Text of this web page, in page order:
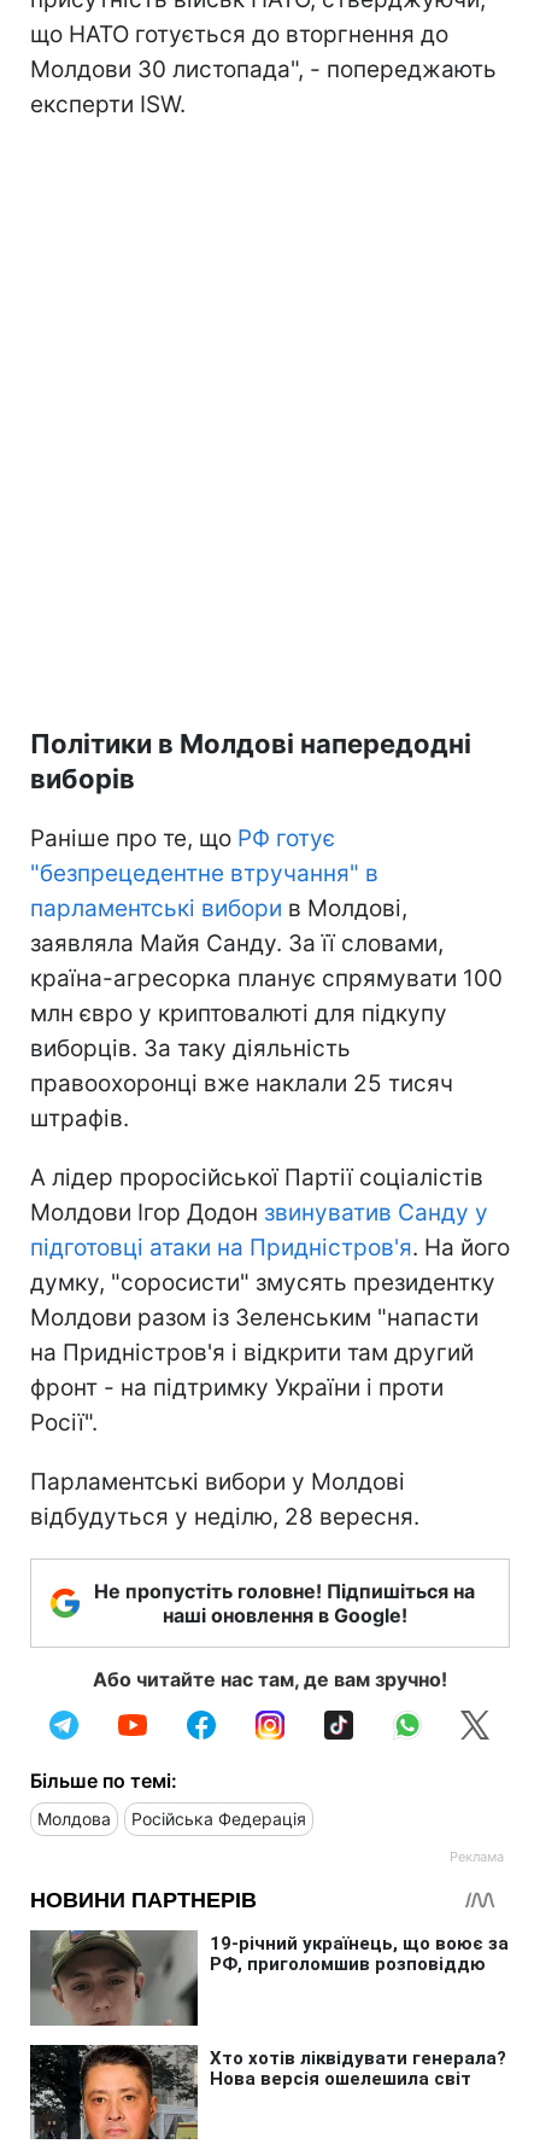
що НАТО готується до вторгнення до
Молдови 30 листопада", - попереджають
експерти ISW.
Політики в Молдові напередодні
виборів
Раніше про те, що РФ готує
"безпрецедентне втручання" в
парламентські вибори в Молдові,
заявляла Майя Санду. За її словами,
країна-агресорка планує спрямувати 100
млн євро у криптовалюті для підкупу
виборців. За таку діяльність
правоохоронці вже наклали 25 тисяч
штрафів.
А лідер проросійської Партії соціалістів
Молдови Ігор Додон звинуватив Санду у
підготовці атаки на Придністров'я. На його
думку, "соросисти" змусять президентку
Молдови разом із Зеленським "напасти
на Придністров'я і відкрити там другий
фронт - на підтримку України і проти
Росії".
Парламентські вибори у Молдові
відбудуться у неділю, 28 вересня.
Не пропустіть головне! Підпишіться на
наші оновлення в Google!
Або читайте нас там, де вам зручно!
Більше по темі:
Молдова Російська Федерація